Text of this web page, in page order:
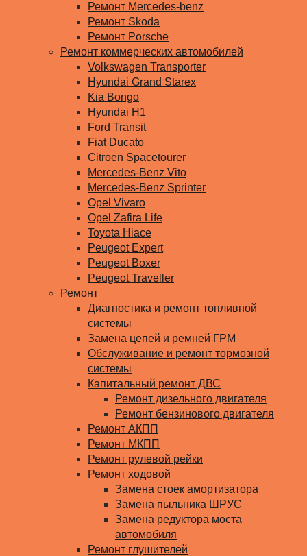
Ремонт Mercedes-benz
Ремонт Skoda
Ремонт Porsche
Ремонт коммерческих автомобилей
Volkswagen Transporter
Hyundai Grand Starex
Kia Bongo
Hyundai H1
Ford Transit
Fiat Ducato
Citroen Spacetourer
Mercedes-Benz Vito
Mercedes-Benz Sprinter
Opel Vivaro
Opel Zafira Life
Toyota Hiace
Peugeot Expert
Peugeot Boxer
Peugeot Traveller
Ремонт
Диагностика и ремонт топливной
системы
Замена цепей и ремней ГРМ
Обслуживание и ремонт тормозной
системы
Капитальный ремонт ДВС
Ремонт дизельного двигателя
Ремонт бензинового двигателя
Ремонт АКПП
Ремонт МКПП
Ремонт рулевой рейки
Ремонт ходовой
Замена стоек амортизатора
Замена пыльника ШРУС
Замена редуктора моста
автомобиля
Ремонт глушителей